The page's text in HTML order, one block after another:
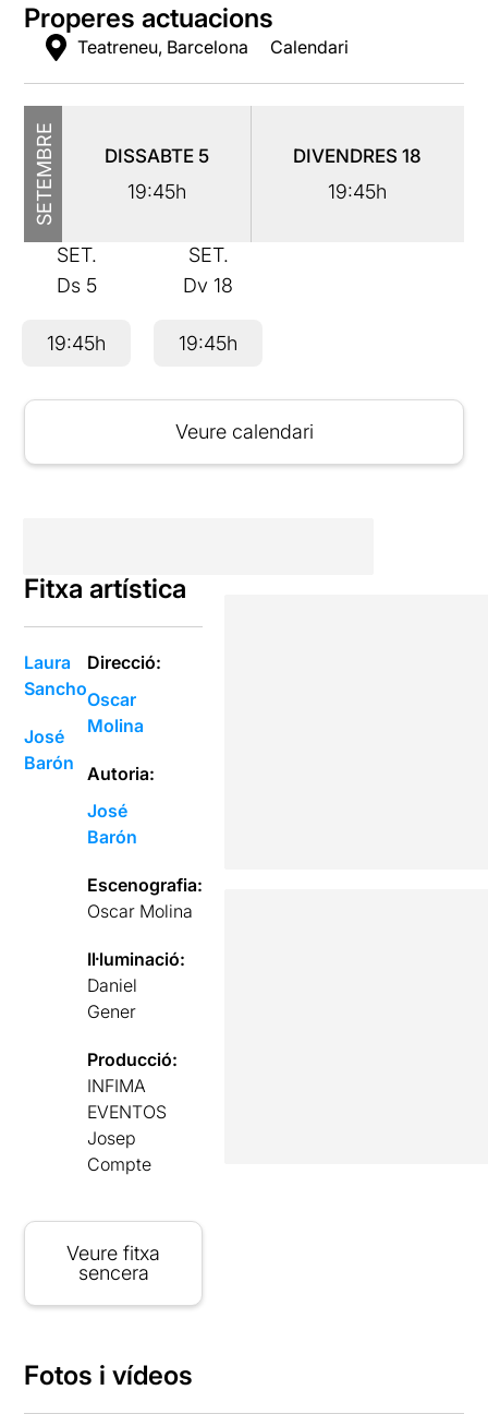
Properes actuacions
Teatreneu, Barcelona Calendari
SETEMBRE DISSABTE 5
19:45h
DIVENDRES18
19:45h
SET.
Ds 5
19:45h
SET.
Dv18
19:45h
Veure calendari
Fitxa artística
Laura
Sancho
José
Barón
Direcció:
Oscar
Molina
Autoria:
José
Barón
Escenografia:
Oscar Molina
Il·luminació:
Daniel
Gener
Producció:
INFIMA
EVENTOS
Josep
Compte
Veure fitxa
sencera
Fotos i vídeos